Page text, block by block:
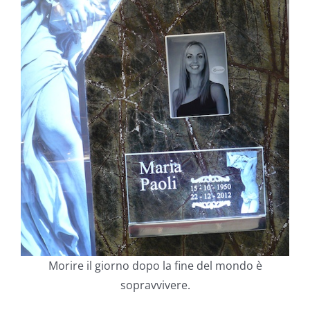
Morire il giorno dopo la fine del mondo è
sopravvivere.